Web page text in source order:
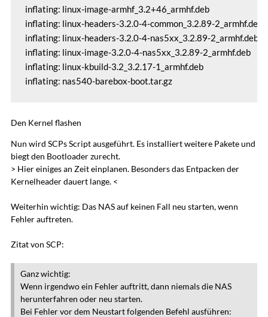
inflating: linux-image-armhf_3.2+46_armhf.deb
inflating: linux-headers-3.2.0-4-common_3.2.89-2_armhf.deb
inflating: linux-headers-3.2.0-4-nas5xx_3.2.89-2_armhf.deb
inflating: linux-image-3.2.0-4-nas5xx_3.2.89-2_armhf.deb
inflating: linux-kbuild-3.2_3.2.17-1_armhf.deb
inflating: nas540-barebox-boot.tar.gz
Den Kernel flashen
Nun wird SCPs Script ausgeführt. Es installiert weitere Pakete und
biegt den Bootloader zurecht.
> Hier einiges an Zeit einplanen. Besonders das Entpacken der
Kernelheader dauert lange. <
Weiterhin wichtig: Das NAS auf keinen Fall neu starten, wenn
Fehler auftreten.
Zitat von SCP:
Ganz wichtig:
Wenn irgendwo ein Fehler auftritt, dann niemals die NAS
herunterfahren oder neu starten.
Bei Fehler vor dem Neustart folgenden Befehl ausführen: